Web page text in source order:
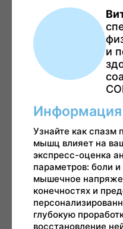
и
Информация
Узнайте как спазм
мышц влияет на
экспресс-оценка
параметров: боли
мышечное
конечностях и
глубокую
восстановление